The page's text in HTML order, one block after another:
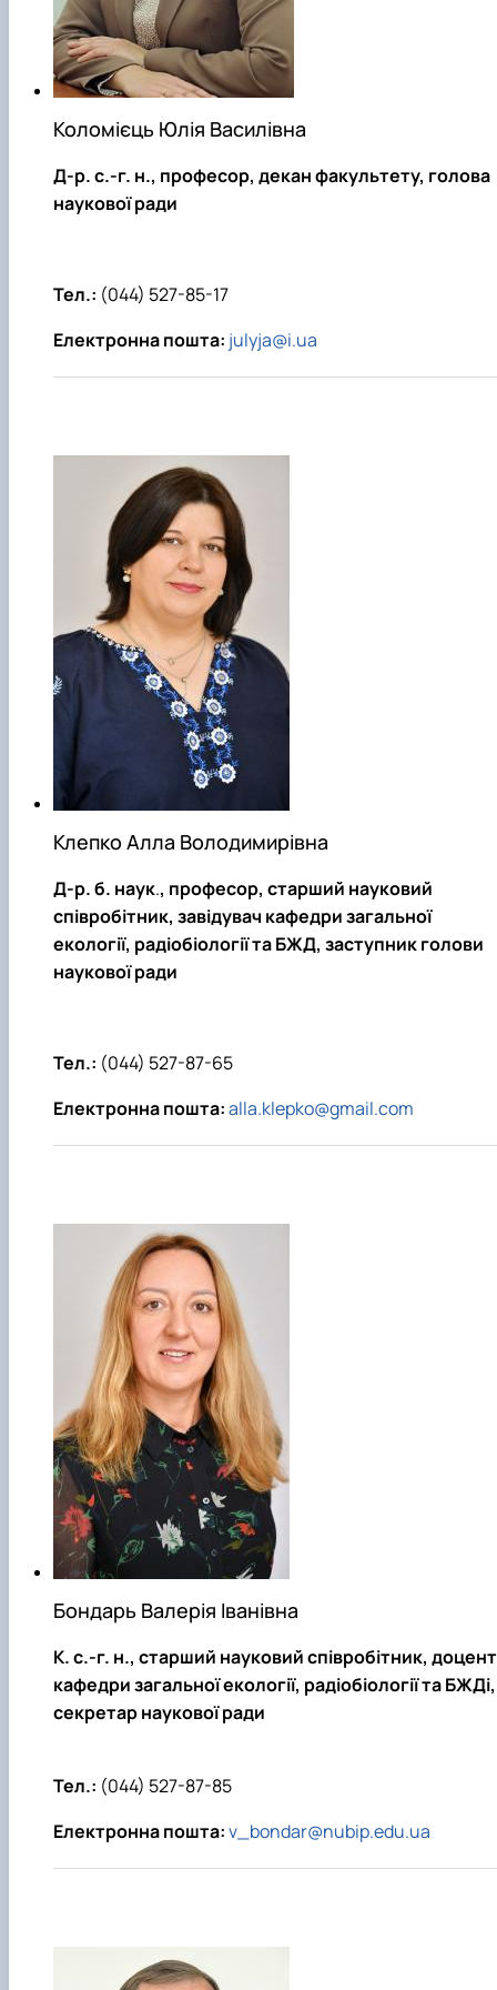
Забезпечення ОПП «Екологічний контроль
аудит»
Коломієць Юлія Василівна
Д-р. с.-г. н., професор, декан факультету, голова
наукової ради
Тел.: (044) 527-85-17
Електронна пошта: julyja@i.ua
Клепко Алла Володимирівна
Д-р. б. наук., професор, старший науковий
співробітник, завідувач кафедри загальної
екології, радіобіології та БЖД, заступник голови
наукової ради
Тел.: (044) 527-87-65
Електронна пошта:alla.klepko@gmail.com
Бондарь Валерія Іванівна
К. с.-г. н., старший науковий співробітник, доцент
кафедри загальної екології, радіобіології та БЖДі,
секретар наукової ради
Тел.: (044) 527-87-85
Електронна пошта:v_bondar@nubip.edu.ua